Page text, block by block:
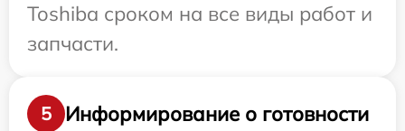
Toshiba сроком на все виды работ и
запчасти.
5
Информирование о готовности